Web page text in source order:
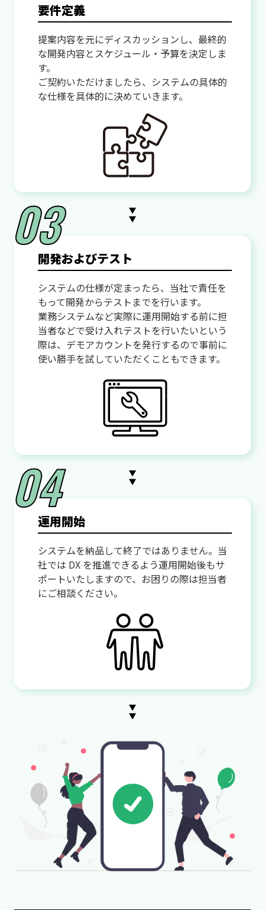
要件定義
提案内容を元にディスカッションし、最終的
な開発内容とスケジュール・予算を決定しま
す。
ご契約いただけましたら、システムの具体的
な仕様を具体的に決めていきます。
開発およびテスト
システムの仕様が定まったら、当社で責任を
もって開発からテストまでを行います。
業務システムなど実際に運用開始する前に担
当者などで受け入れテストを行いたいという
際は、デモアカウントを発行するので事前に
使い勝手を試していただくこともできます。
運用開始
システムを納品して終了ではありません。当
社では DX を推進できるよう運用開始後もサ
ポートいたしますので、お困りの際は担当者
にご相談ください。